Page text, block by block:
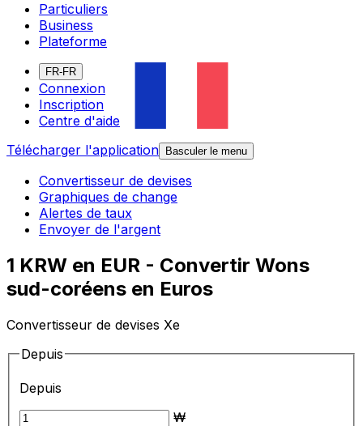
Particuliers
Business
Plateforme
FR-FR
Connexion
Inscription
Centre d'aide
Télécharger l'application
Basculer le menu
Convertisseur de devises
Graphiques de change
Alertes de taux
Envoyer de l'argent
1 KRW en EUR - Convertir Wons
sud-coréens en Euros
Convertisseur de devises Xe
Depuis
Depuis
₩